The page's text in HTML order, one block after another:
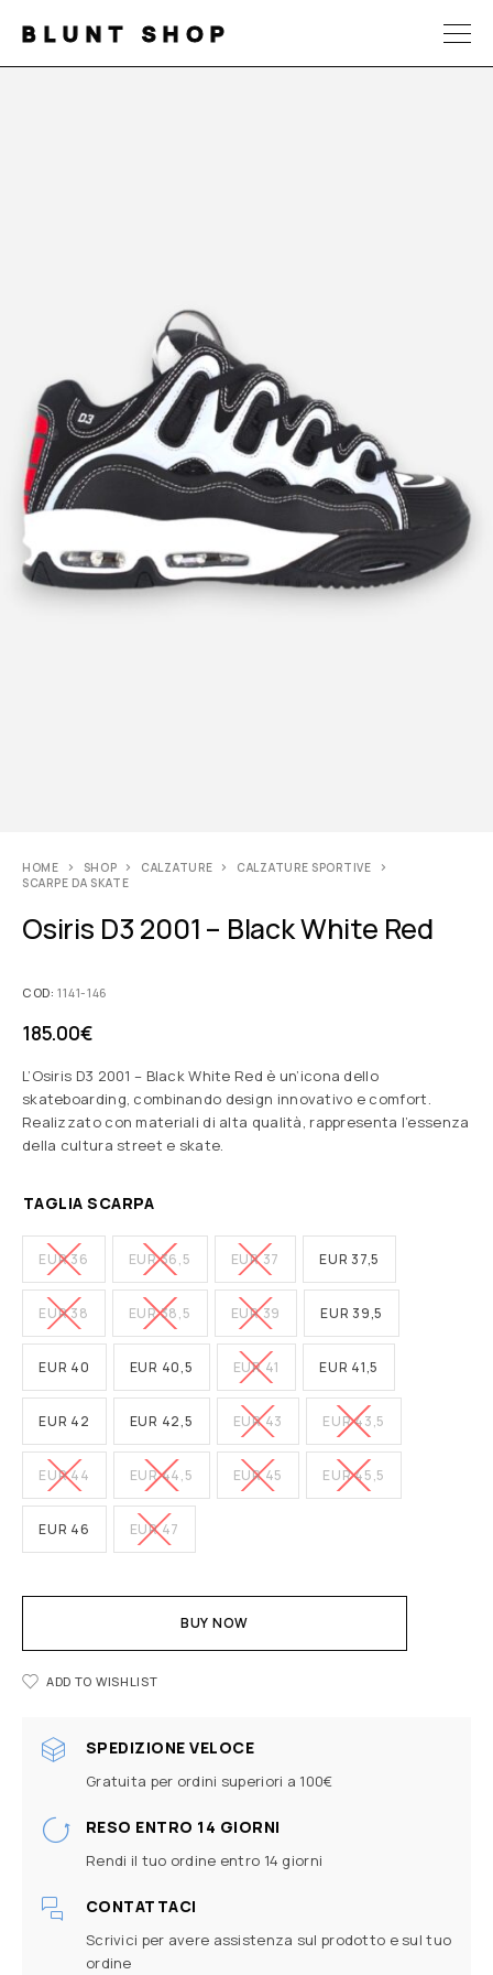
BLUNT SHOP
HOME SHOP CALZATURE
CALZATURE SPORTIVE
SCARPE DA SKATE
Osiris D3 2001 – Black White Red
COD:1141-146
185.00€
L’Osiris D3 2001 – Black White Red è un’icona dello
skateboarding, combinando design innovativo e comfort.
Realizzato con materiali di alta qualità, rappresenta l’essenza
della cultura street e skate.
TAGLIA SCARPA
EUR 36 EUR 36,5 EUR 37 EUR 37,5
EUR 38 EUR 38,5 EUR 39 EUR 39,5
EUR 40 EUR 40,5 EUR 41 EUR 41,5
EUR 42 EUR 42,5 EUR 43 EUR 43,5
EUR 44 EUR 44,5 EUR 45 EUR 45,5
EUR 46 EUR 47
BUY NOW
ADD TO WISHLIST
SPEDIZIONE VELOCE
Gratuita per ordini superiori a 100€
RESO ENTRO 14 GIORNI
Rendi il tuo ordine entro 14 giorni
CONTATTACI
Scrivici per avere assistenza sul prodotto e sul tuo
ordine